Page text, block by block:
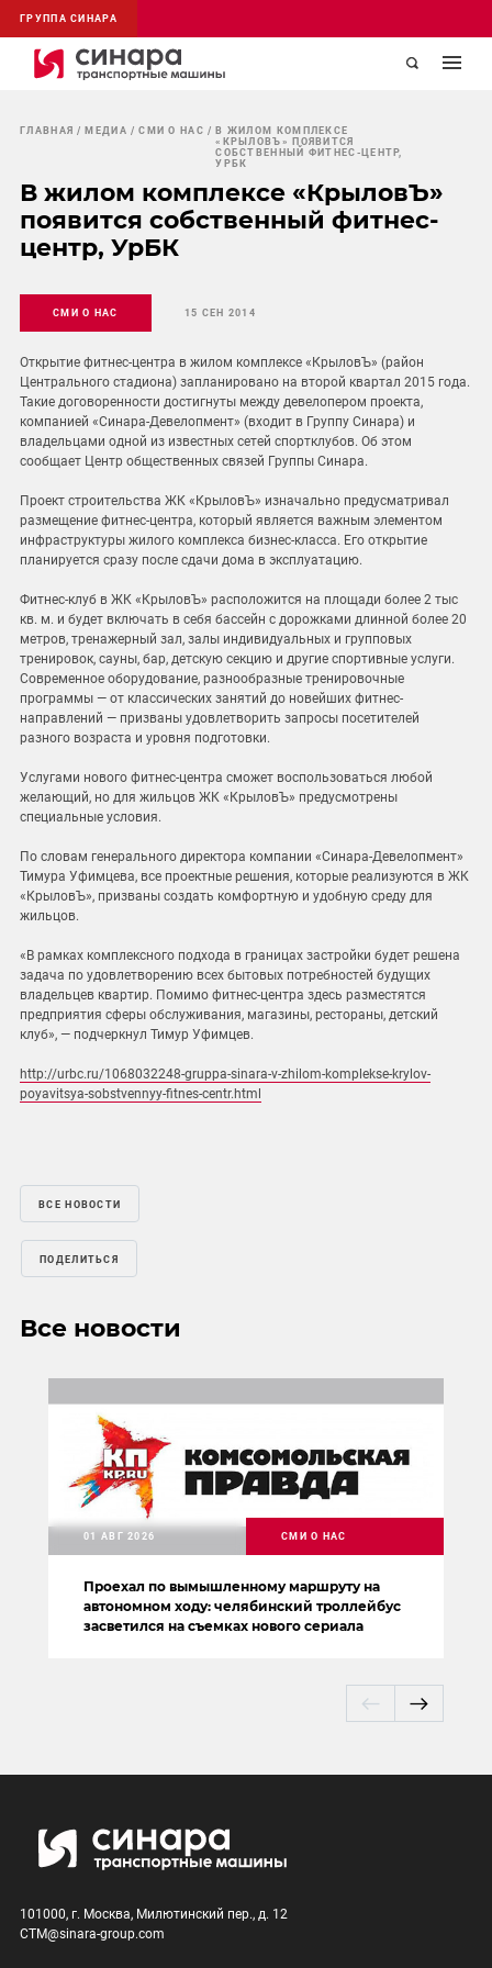
ГРУППА СИНАРА
ГЛАВНАЯ МЕДИА СМИ О НАС
В ЖИЛОМ КОМПЛЕКСЕ
«КРЫЛОВЪ» ПОЯВИТСЯ
СОБСТВЕННЫЙ ФИТНЕС-ЦЕНТР,
УРБК
В жилом комплексе «КрыловЪ»
появится собственный фитнес-
центр, УрБК
СМИ О НАС 15 СЕН 2014
Открытие фитнес-центра в жилом комплексе «КрыловЪ» (район
Центрального стадиона) запланировано на второй квартал 2015 года.
Такие договоренности достигнуты между девелопером проекта,
компанией «Синара-Девелопмент» (входит в Группу Синара) и
владельцами одной из известных сетей спортклубов. Об этом
сообщает Центр общественных связей Группы Синара.
Проект строительства ЖК «КрыловЪ» изначально предусматривал
размещение фитнес-центра, который является важным элементом
инфраструктуры жилого комплекса бизнес-класса. Его открытие
планируется сразу после сдачи дома в эксплуатацию.
Фитнес-клуб в ЖК «КрыловЪ» расположится на площади более 2 тыс
кв. м. и будет включать в себя бассейн с дорожками длинной более 20
метров, тренажерный зал, залы индивидуальных и групповых
тренировок, сауны, бар, детскую секцию и другие спортивные услуги.
Современное оборудование, разнообразные тренировочные
программы — от классических занятий до новейших фитнес-
направлений — призваны удовлетворить запросы посетителей
разного возраста и уровня подготовки.
Услугами нового фитнес-центра сможет воспользоваться любой
желающий, но для жильцов ЖК «КрыловЪ» предусмотрены
специальные условия.
По словам генерального директора компании «Синара-Девелопмент»
Тимура Уфимцева, все проектные решения, которые реализуются в ЖК
«КрыловЪ», призваны создать комфортную и удобную среду для
жильцов.
«В рамках комплексного подхода в границах застройки будет решена
задача по удовлетворению всех бытовых потребностей будущих
владельцев квартир. Помимо фитнес-центра здесь разместятся
предприятия сферы обслуживания, магазины, рестораны, детский
клуб», — подчеркнул Тимур Уфимцев.
http://urbc.ru/1068032248-gruppa-sinara-v-zhilom-komplekse-krylov-
poyavitsya-sobstvennyy-fitnes-centr.html
ВСЕ НОВОСТИ
ПОДЕЛИТЬСЯ
Все новости
Проехал по вымышленному маршруту на
автономном ходу: челябинский троллейбус
засветился на съемках нового сериала
01 АВГ 2026 СМИ О НАС
101000, г. Москва, Милютинский пер., д. 12
CTM@sinara-group.com